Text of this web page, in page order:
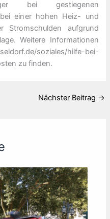
bei gestiegenen
einer hohen Heiz- und
Stromschulden aufgrund
Weitere Informationen
soziales/hilfe-bei-
zu finden.
Nächster Beitrag →